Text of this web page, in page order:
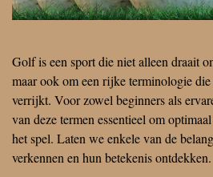
Golf is een sport die niet alleen draait
maar ook om een rijke terminologie
verrijkt. Voor zowel beginners als
van deze termen essentieel om
het spel. Laten we enkele van de
verkennen en hun betekenis ontdekken.